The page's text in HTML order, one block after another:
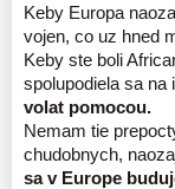
Keby Europa
vojen, co uz hned
Keby ste boli
spolupodiela sa na
volat pomocou.
Nemam tie
chudobnych,
sa v Europe